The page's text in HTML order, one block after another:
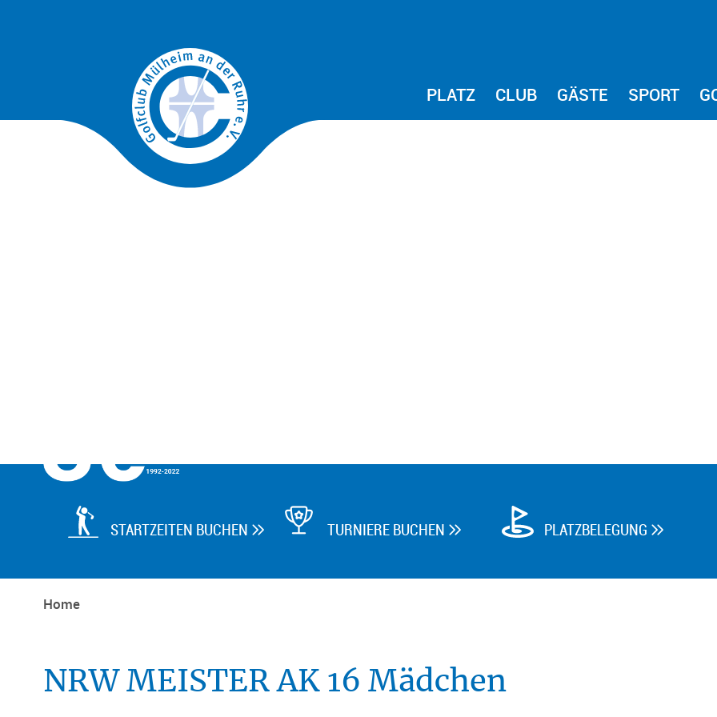
PLATZ CLUB GÄSTE SPORT
STARTZEITEN BUCHEN   TURNIERE BUCHEN  PLATZBELEGUNG 
Home
NRW MEISTER AK 16 Mädchen